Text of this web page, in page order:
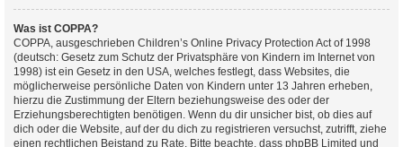
Was ist COPPA?
COPPA, ausgeschrieben Children’s Online Privacy Protection Act of 1998
(deutsch: Gesetz zum Schutz der Privatsphäre von Kindern im Internet von
1998) ist ein Gesetz in den USA, welches festlegt, dass Websites, die
möglicherweise persönliche Daten von Kindern unter 13 Jahren erheben,
hierzu die Zustimmung der Eltern beziehungsweise des oder der
Erziehungsberechtigten benötigen. Wenn du dir unsicher bist, ob dies auf
dich oder die Website, auf der du dich zu registrieren versuchst, zutrifft, ziehe
einen rechtlichen Beistand zu Rate. Bitte beachte, dass phpBB Limited und